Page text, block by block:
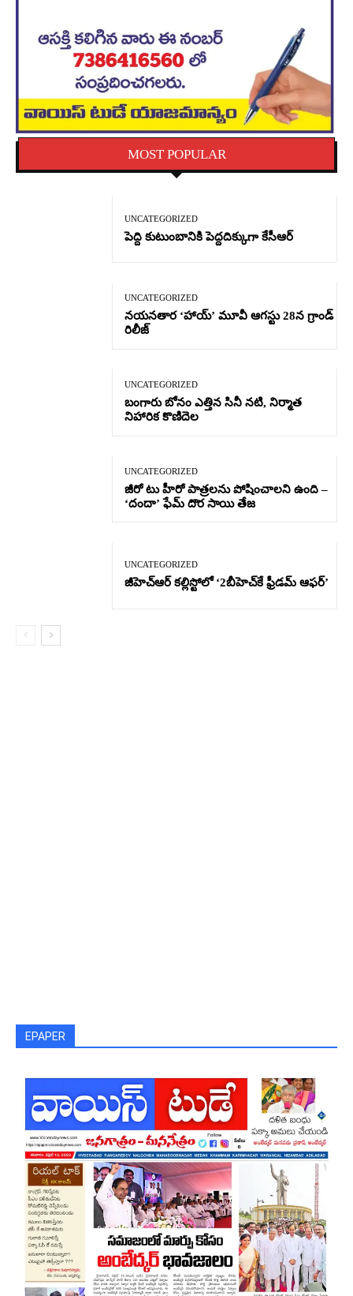
MOST POPULAR
UNCATEGORIZED
పెద్ది కుటుంబానికి పెద్దదిక్కుగా కేసీఆర్
UNCATEGORIZED
నయనతార ‘హాయ్’ మూవీ ఆగస్టు 28న గ్రాండ్
రిలీజ్
UNCATEGORIZED
బంగారు బోనం ఎత్తిన సినీ నటి, నిర్మాత
నిహారిక కొణిదెల
UNCATEGORIZED
జీరో టు హీరో పాత్రలను పోషించాలని ఉంది –
‘దందా’ ఫేమ్ దొర సాయి తేజ
UNCATEGORIZED
జీహెచ్ఆర్‌ కల్లిస్టోలో ‘2బీహెచ్‌కే ఫ్రీడమ్ ఆఫర్’
EPAPER